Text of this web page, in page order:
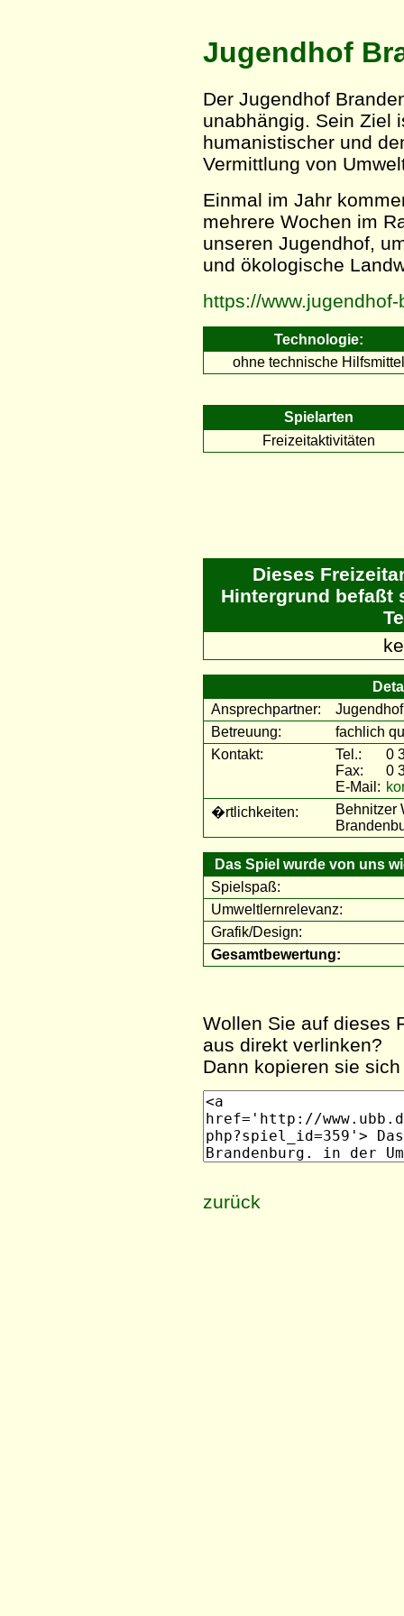
Jugendhof
Der Jugendhof
unabhängig. Sein Ziel
humanistischer und
Vermittlung von
Einmal im Jahr
mehrere Wochen im
unseren Jugendhof,
und ökologische
https://
Technologie:
ohne technische Hilfsmittel
Spielarten
Freizeitaktivitäten
Dieses
Hintergrund befaßt
Ansprechpartner:
Betreuung:
fachlich
Kontakt:
Tel.:
0
Fax:
0
E-Mail:
�rtlichkeiten:
Behnitzer
Das Spiel wurde von uns
Spielspaß:
Umweltlernrelevanz:
Grafik/Design:
Gesamtbewertung:
Wollen Sie auf dieses
aus direkt verlinken?
Dann kopieren sie
zurück